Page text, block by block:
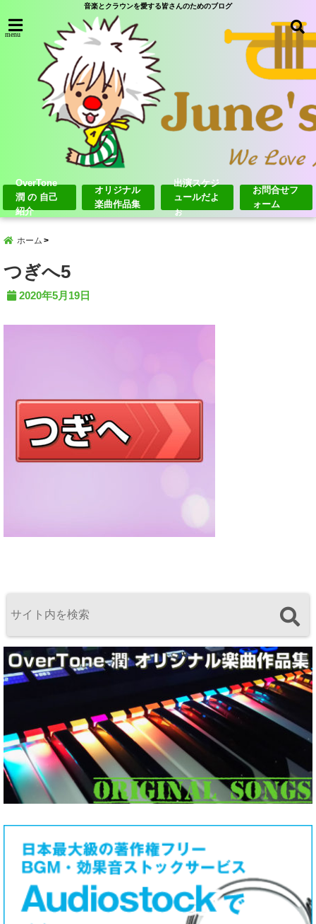
音楽とクラウンを愛する皆さんのためのブログ
menu
OverTone
潤 の 自己
紹介
オリジナル
楽曲作品集
出演スケジ
ュールだよ
ぉ
お問合せフ
ォーム
ホーム
つぎへ5
2020年5月19日